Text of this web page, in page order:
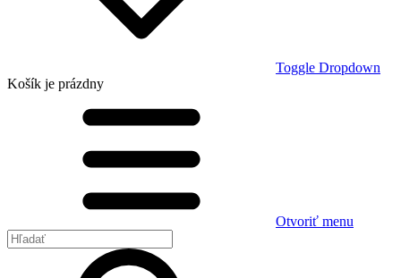
Toggle Dropdown
Košík je prázdny
Otvoriť menu